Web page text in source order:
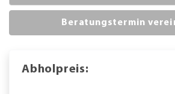
Beratungstermin
Abholpreis: